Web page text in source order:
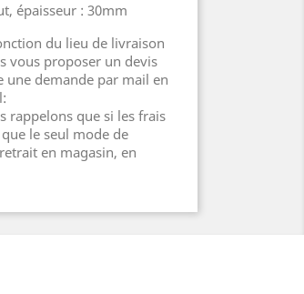
épaisseur : 30mm
du lieu de livraison
vous proposer un devis
une demande par mail en
rappelons que si les frais
le seul mode de
en magasin, en